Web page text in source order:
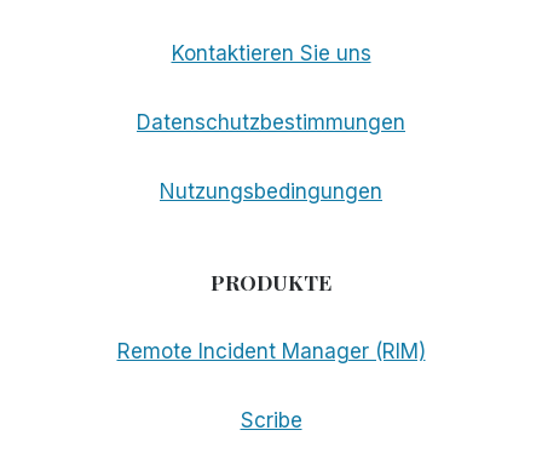
Kontaktieren Sie uns
Datenschutzbestimmungen
Nutzungsbedingungen
PRODUKTE
Remote Incident Manager (RIM)
Scribe